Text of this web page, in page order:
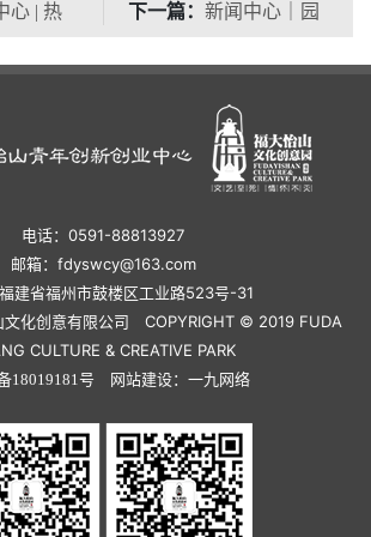
心 | 热
下一篇： 新闻中心｜园
示
电话：0591-88813927
邮箱：fdyswcy@163.com
建省福州市鼓楼区工业路523号-31
文化创意有限公司 COPYRIGHT © 2019 FUDA
CULTURE & CREATIVE PARK
18019181号 网站建设： 一九网络